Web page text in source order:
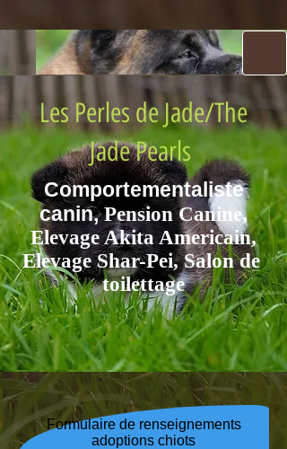
Formulaire de renseignements
adoptions chiots
Les Perles de Jade/The
Jade Pe​arls
Comportementaliste
canin, Pension Canine,
Eleva​ge Aki​ta Americain,
Elevage Shar-Pei, Salon de ​
toilettage